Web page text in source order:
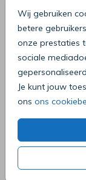
Wij gebruiken
betere
onze prestaties
sociale
Je kunt jouw
ons ons